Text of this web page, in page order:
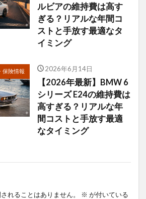
ルビアの維持費は高す
ぎる？リアルな年間コ
ストと手放す最適なタ
イミング
保険情報 2026年6月14日
【2026年最新】BMW 6
シリーズ E24の維持費は
高すぎる？リアルな年
間コストと手放す最適
なタイミング
れることはありません。 ※ が付いている